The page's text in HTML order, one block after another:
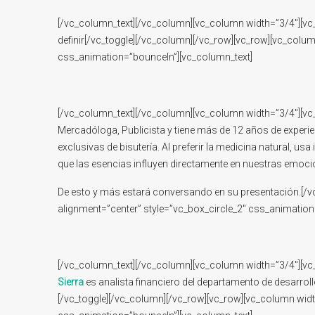
[/vc_column_text][/vc_column][vc_column width=”3/
definir[/vc_toggle][/vc_column][/
css_animation=”bounceIn”][vc_column_text]
[/vc_column_text][/vc_column][vc_column width=”3/
Mercadóloga, Publicista y tiene más de 12 años de
exclusivas de bisutería. Al preferir la medicina natural,
que las esencias influyen directamente en nuestras
De esto y más estará conversando en su presentación.[/
alignment=”center” style=”vc_box_circle_2″
[/vc_column_text][/vc_column][vc_column width=”3/
Sierra es analista financiero del departamento de
[/vc_toggle][/vc_column][/vc_row][vc_row][vc_column